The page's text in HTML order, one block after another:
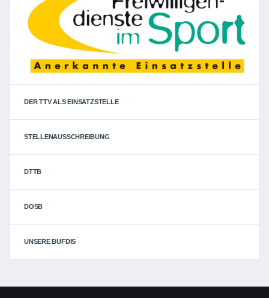
DER TTV ALS EINSATZSTELLE
STELLENAUSSCHREIBUNG
DTTB
DOSB
UNSERE BUFDIS